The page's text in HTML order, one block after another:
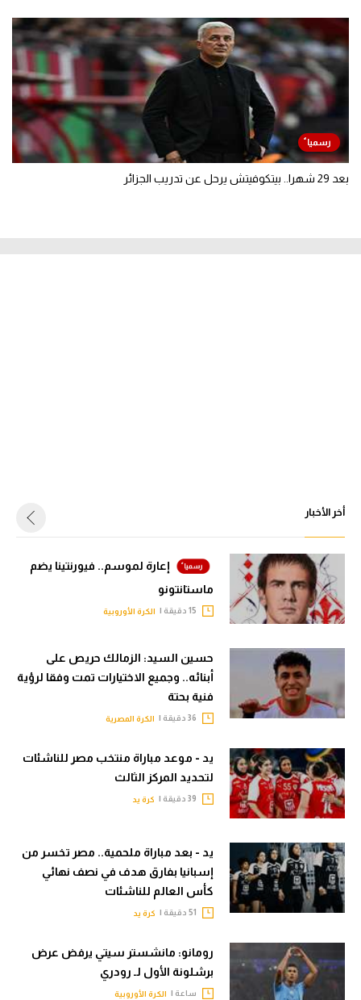
بعد 29 شهرا.. بيتكوفيتش يرحل عن تدريب الجزائر
أخر الأخبار
إعارة لموسم.. فيورنتينا يضم
ماستانتونو
الكرة الأوروبية
حسين السيد: الزمالك حريص على
أبنائه.. وجميع الاختيارات تمت وفقا لرؤية
فنية بحتة
الكرة المصرية
يد - موعد مباراة منتخب مصر للناشئات
لتحديد المركز الثالث
كرة يد
يد - بعد مباراة ملحمية.. مصر تخسر من
إسبانيا بفارق هدف في نصف نهائي
كأس العالم للناشئات
كرة يد
رومانو: مانشستر سيتي يرفض عرض
برشلونة الأول لـ رودري
ساعة | الكرة الأوروبية